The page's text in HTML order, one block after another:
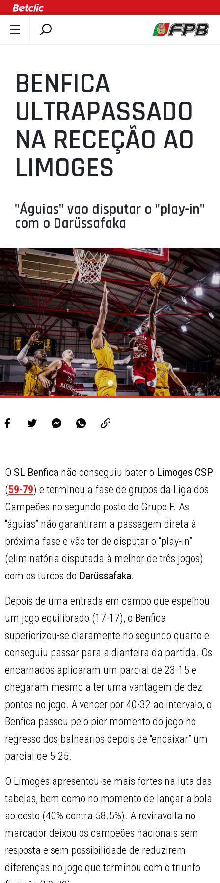
ÚLTIMAS
COMPETIÇÕES
ASSOCIAÇÕES
CLUBES
AGENTES
AGENDA
MINIBASQUETE
ÁREA TÉCNICA
LIGA BETCLIC MASCULINA
LIGA BETCLIC FEMININA
BENFICA
ULTRAPASSADO
NA RECEÇÃO AO
LIMOGES
"Águias" vao disputar o "play-in"
com o Darüssafaka
O SL Benfica não conseguiu bater o Limoges CSP
(59-79) e terminou a fase de grupos da Liga dos
Campeões no segundo posto do Grupo F. As
“águias” não garantiram a passagem direta à
próxima fase e vão ter de disputar o “play-in”
(eliminatória disputada à melhor de três jogos)
com os turcos do Darüssafaka.
Depois de uma entrada em campo que espelhou
um jogo equilibrado (17-17), o Benfica
superiorizou-se claramente no segundo quarto e
conseguiu passar para a dianteira da partida. Os
encarnados aplicaram um parcial de 23-15 e
chegaram mesmo a ter uma vantagem de dez
pontos no jogo. A vencer por 40-32 ao intervalo, o
Benfica passou pelo pior momento do jogo no
regresso dos balneários depois de “encaixar” um
parcial de 5-25.
O Limoges apresentou-se mais fortes na luta das
tabelas, bem como no momento de lançar a bola
ao cesto (40% contra 58.5%). A reviravolta no
marcador deixou os campeões nacionais sem
resposta e sem possibilidade de reduzirem
diferenças no jogo que terminou com o triunfo